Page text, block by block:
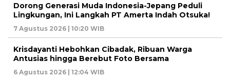
Dorong Generasi Muda Indonesia-Jepang Peduli
Lingkungan, Ini Langkah PT Amerta Indah Otsuka!
7 Agustus 2026 | 10:20 WIB
Krisdayanti Hebohkan Cibadak, Ribuan Warga
Antusias hingga Berebut Foto Bersama
6 Agustus 2026 | 12:04 WIB